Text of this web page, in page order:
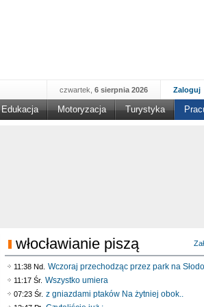
Zaloguj
czwartek, 6 sierpnia 2026
Edukacja Motoryzacja Turystyka
włocławianie piszą
11:38 Nd. Wczoraj przechodząc przez park na
11:17 Śr. Wszystko umiera
07:23 Śr. z gniazdami ptaków Na żytniej obok..